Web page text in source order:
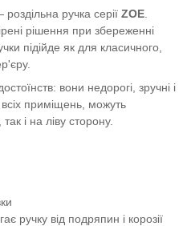
роздільна ручка серії ZOE
рішення при збереженні
підійде як для класичного,
вони недорогі, зручні і
приміщень, можуть
і на ліву сторону.
ручку від подряпин і корозії